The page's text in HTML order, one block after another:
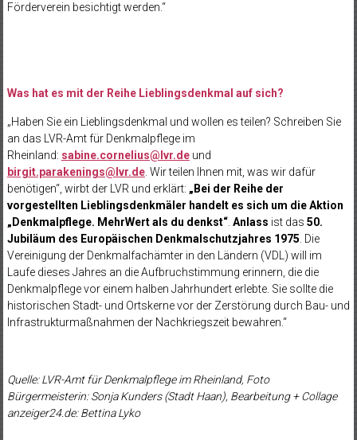
Förderverein besichtigt werden.“
Was hat es mit der Reihe Lieblingsdenkmal auf sich?
„Haben Sie ein Lieblingsdenkmal und wollen es teilen? Schreiben Sie
an das LVR-Amt für Denkmalpflege im
Rheinland: sabine.cornelius@lvr.deund
birgit.parakenings@lvr.de. Wir teilen Ihnen mit, was wir dafür
benötigen“, wirbt der LVR und erklärt: „Bei der Reihe der
vorgestellten Lieblingsdenkmäler handelt es sich um die Aktion
„Denkmalpflege. MehrWert als du denkst“. Anlass ist das 50.
Jubiläum des Europäischen Denkmalschutzjahres 1975. Die
Vereinigung der Denkmalfachämter in den Ländern (VDL) will im
Laufe dieses Jahres an die Aufbruchstimmung erinnern, die die
Denkmalpflege vor einem halben Jahrhundert erlebte. Sie sollte die
historischen Stadt- und Ortskerne vor der Zerstörung durch Bau- und
Infrastrukturmaßnahmen der Nachkriegszeit bewahren.“
Quelle: LVR-Amt für Denkmalpflege im Rheinland, Foto
Bürgermeisterin: Sonja Kunders (Stadt Haan), Bearbeitung + Collage
anzeiger24.de: Bettina Lyko